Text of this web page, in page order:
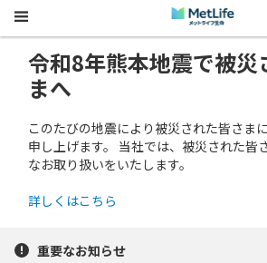
Skip Navigation
令和8年熊本地震で被災
まへ
このたびの地震により被災された皆さま
申し上げます。 当社では、被災された皆
なお取り扱いをいたします。
詳しくはこちら
重要なお知らせ